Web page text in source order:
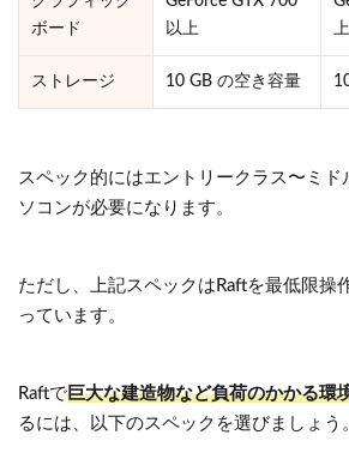
ボード
以上
上
ストレージ 10 GB の空き容量
スペック的にはエントリークラス〜ミド
ソコンが必要になります。
ただし、上記スペックはRaftを最低限操
っています。
Raftで巨大な建造物など負荷のかかる環
るには、以下のスペックを選びましょう